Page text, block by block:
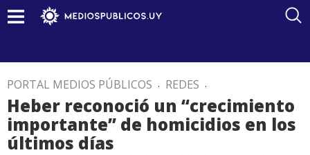
PORTAL MEDIOS PÚBLICOS . REDES .
Heber reconoció un “crecimiento
importante” de homicidios en los
últimos días